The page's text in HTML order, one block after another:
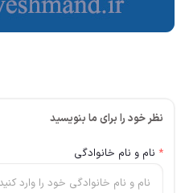
نظر خود را برای ما بنویسید
* نام و نام خانوادگی